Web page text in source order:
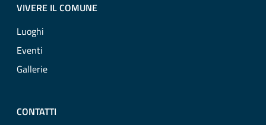
VIVERE IL COMUNE
Luoghi
Eventi
Gallerie
CONTATTI